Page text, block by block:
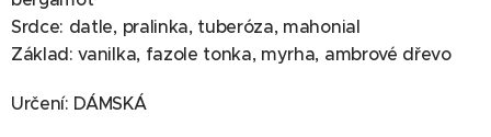
Srdce: datle, pralinka, tuberóza, mahonial
Základ: vanilka, fazole tonka, myrha, ambrové dřevo
Určení: DÁMSKÁ